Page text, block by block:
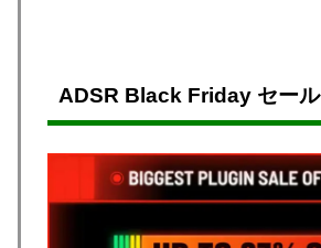
ADSR Black Friday セール